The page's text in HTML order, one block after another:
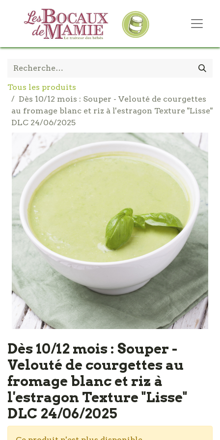
Tous les produits
Dès 10/12 mois : Souper - Velouté de courgettes
au fromage blanc et riz à l'estragon Texture "Lisse"
DLC 24/06/2025
Dès 10/12 mois : Souper -
Velouté de courgettes au
fromage blanc et riz à
l'estragon Texture "Lisse"
DLC 24/06/2025